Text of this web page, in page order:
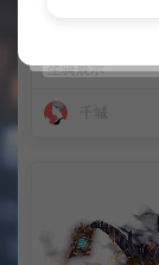
坐骑展示